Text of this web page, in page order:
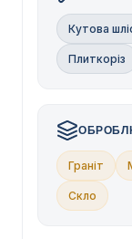
Кутова
Плиткоріз
Граніт
Скло